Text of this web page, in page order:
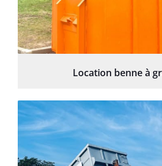
Location benne à